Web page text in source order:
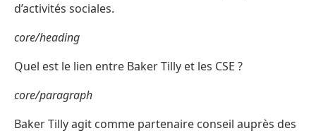
d’activités sociales.
core/heading
Quel est le lien entre Baker Tilly et les CSE ?
core/paragraph
Baker Tilly agit comme partenaire conseil auprès des